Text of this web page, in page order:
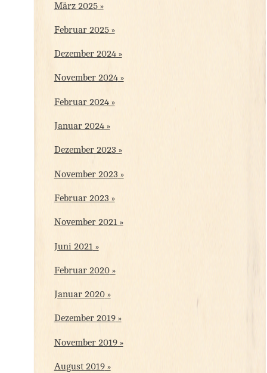
März 2025
Februar 2025
Dezember 2024
November 2024
Februar 2024
Januar 2024
Dezember 2023
November 2023
Februar 2023
November 2021
Juni 2021
Februar 2020
Januar 2020
Dezember 2019
November 2019
August 2019